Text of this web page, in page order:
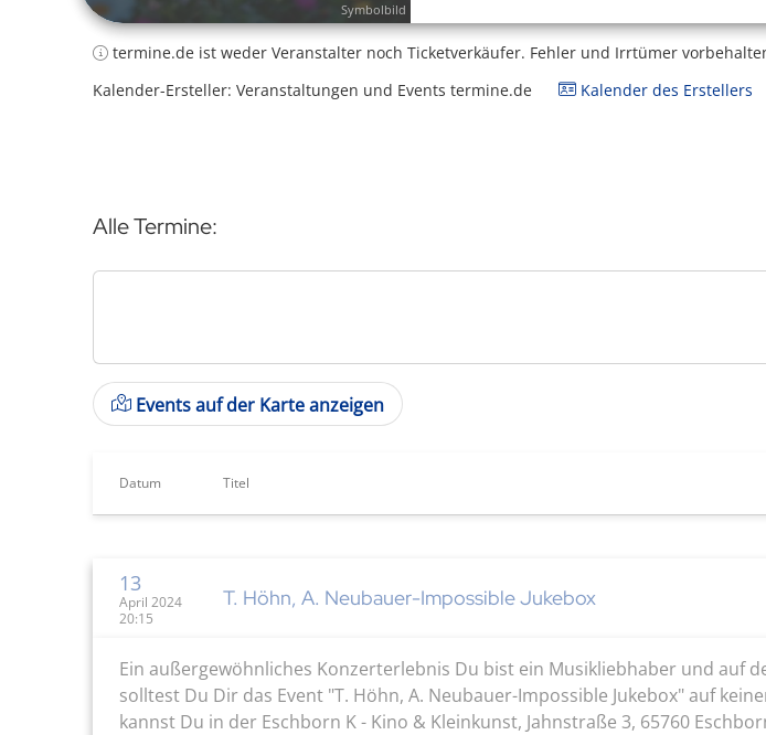
Symbolbild
termine.de ist weder Veranstalter noch Ticketverkäufer. Fehler und Irrtümer
Kalender-Ersteller: Veranstaltungen und Events termine.de
Kalender des Erstellers
Alle Termine:
Events auf der Karte anzeigen
Datum Titel
13
April 2024
20:15
T. Höhn, A. Neubauer-Impossible Jukebox
Ein außergewöhnliches Konzerterlebnis Du bist ein Musikliebhaber und auf
solltest Du Dir das Event "T. Höhn, A. Neubauer-Impossible Jukebox" auf
kannst Du in der Eschborn K - Kino & Kleinkunst, Jahnstraße 3, 65760